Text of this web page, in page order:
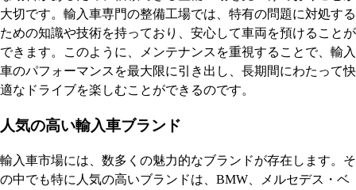
大切です。輸入車専門の整備工場では、特有の問題に対処する
ための知識や技術を持っており、安心して車両を預けることが
できます。このように、メンテナンスを重視することで、輸入
車のパフォーマンスを最大限に引き出し、長期間にわたって快
適なドライブを楽しむことができるのです。
人気の高い輸入車ブランド
輸入車市場には、数多くの魅力的なブランドが存在します。そ
の中でも特に人気の高いブランドは、BMW、メルセデス・ベ